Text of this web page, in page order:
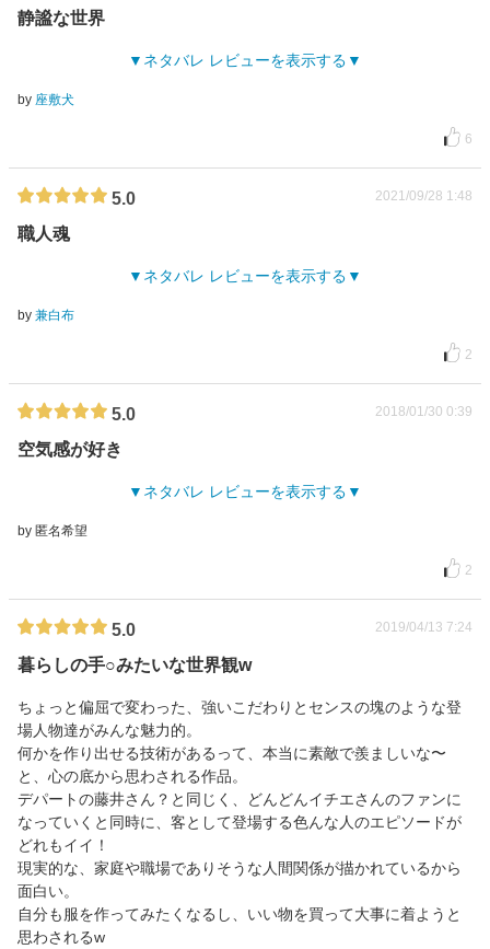
静謐な世界
ネタバレ レビューを表示する
by 座敷犬
6
5.0 2021/09/28 1:48
職人魂
ネタバレ レビューを表示する
by 兼白布
2
5.0 2018/01/30 0:39
空気感が好き
ネタバレ レビューを表示する
by 匿名希望
2
5.0 2019/04/13 7:24
暮らしの手○みたいな世界観w
ちょっと偏屈で変わった、強いこだわりとセンスの塊のような登
場人物達がみんな魅力的。
何かを作り出せる技術があるって、本当に素敵で羨ましいな〜
と、心の底から思わされる作品。
デパートの藤井さん？と同じく、どんどんイチエさんのファンに
なっていくと同時に、客として登場する色んな人のエピソードが
どれもイイ！
現実的な、家庭や職場でありそうな人間関係が描かれているから
面白い。
自分も服を作ってみたくなるし、いい物を買って大事に着ようと
思わされるw